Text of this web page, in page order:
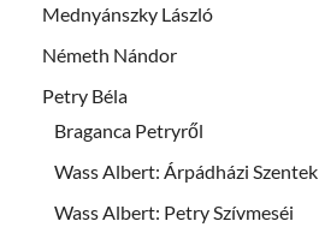
Mednyánszky László
Németh Nándor
Petry Béla
Braganca Petryről
Wass Albert: Árpádházi Szentek
Wass Albert: Petry Szívmeséi